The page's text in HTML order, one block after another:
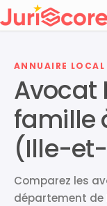
ANNUAIRE LOCAL
Avocat
famille
(Ille-
Comparez les
département de